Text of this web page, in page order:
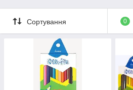
Сортування 0